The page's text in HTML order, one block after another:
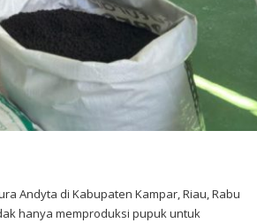
Andyta di Kabupaten Kampar, Riau, Rabu
hanya memproduksi pupuk untuk